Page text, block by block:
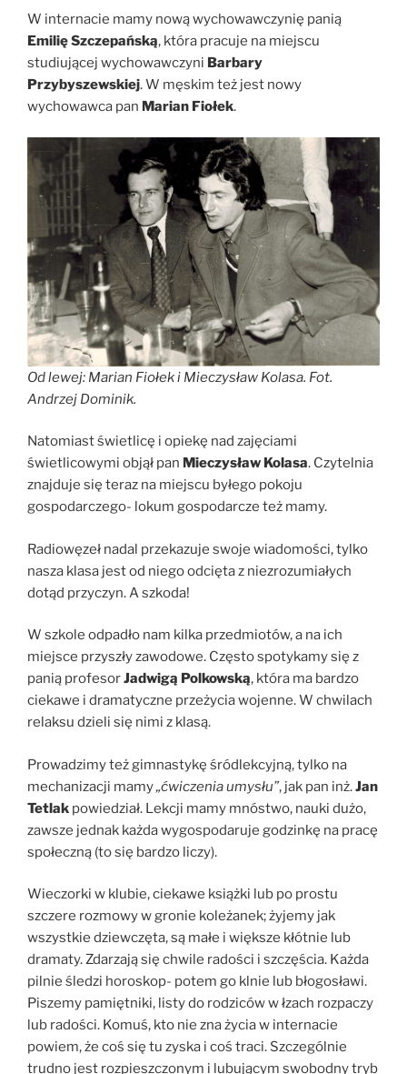
W internacie mamy nową wychowawczynię panią
Emilię Szczepańską, która pracuje na miejscu
studiującej wychowawczyni Barbary
Przybyszewskiej. W męskim też jest nowy
wychowawca pan Marian Fiołek.
Od lewej: Marian Fiołek i Mieczysław Kolasa. Fot.
Andrzej Dominik.
Natomiast świetlicę i opiekę nad zajęciami
świetlicowymi objął pan Mieczysław Kolasa. Czytelnia
znajduje się teraz na miejscu byłego pokoju
gospodarczego- lokum gospodarcze też mamy.
Radiowęzeł nadal przekazuje swoje wiadomości, tylko
nasza klasa jest od niego odcięta z niezrozumiałych
dotąd przyczyn. A szkoda!
W szkole odpadło nam kilka przedmiotów, a na ich
miejsce przyszły zawodowe. Często spotykamy się z
panią profesorJadwigą Polkowską, która ma bardzo
ciekawe i dramatyczne przeżycia wojenne. W chwilach
relaksu dzieli się nimi z klasą.
Prowadzimy też gimnastykę śródlekcyjną, tylko na
mechanizacji mamy„ćwiczenia umysłu”, jak pan inż.Jan
Tetlak powiedział. Lekcji mamy mnóstwo, nauki dużo,
zawsze jednak każda wygospodaruje godzinkę na pracę
społeczną (to się bardzo liczy).
Wieczorki w klubie, ciekawe książki lub po prostu
szczere rozmowy w gronie koleżanek; żyjemy jak
wszystkie dziewczęta, są małe i większe kłótnie lub
dramaty. Zdarzają się chwile radości i szczęścia. Każda
pilnie śledzi horoskop- potem go klnie lub błogosławi.
Piszemy pamiętniki, listy do rodziców w łzach rozpaczy
lub radości. Komuś, kto nie zna życia w internacie
powiem, że coś się tu zyska i coś traci. Szczególnie
trudno jest rozpieszczonym i lubującym swobodny tryb